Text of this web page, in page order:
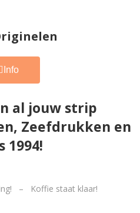
Info
al jouw strip
Zeefdrukken en
1994!
– Koffie staat klaar!